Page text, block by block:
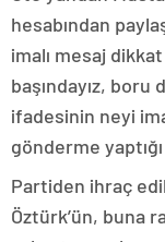
hesabından
imalı mesaj
başındayız,
ifadesinin neyi
gönderme
Partiden ihraç
Öztürk’ün, buna